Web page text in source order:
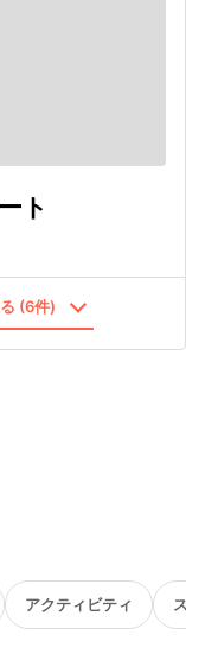
ト
(6件)
アクティビティ ス